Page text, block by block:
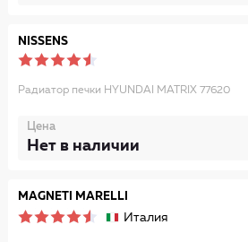
NISSENS
Радиатор печки HYUNDAI MATRIX 77620
Цена
Нет в наличии
MAGNETI MARELLI
Италия